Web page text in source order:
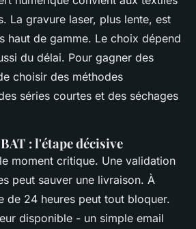
La gravure laser, plus lente, est
haut de gamme. Le choix dépend
du délai. Pour gagner des
choisir des méthodes
séries courtes et des séchages
: l'étape décisive
moment critique. Une validation
peut sauver une livraison. À
de 24 heures peut tout bloquer.
disponible - un simple email